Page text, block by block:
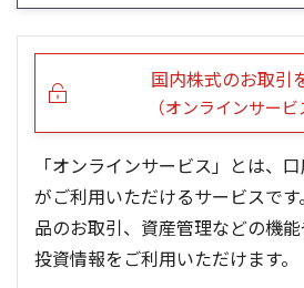
13週移動平均 26週移動平均
0
5ヶ月移動平均 25ヶ月移動平均
0
国内株式のお取引
（オンラインサービ
「オンラインサービス」とは、
がご利用いただけるサービスで
品のお取引、資産管理などの機
投資情報をご利用いただけます。